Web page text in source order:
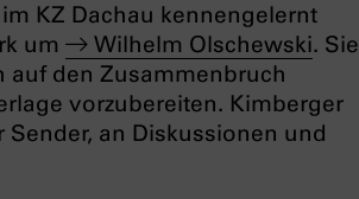
KZ Dachau kennengelernt
um
Wilhelm Olschewski. Sie
den Zusammenbruch
vorzubereiten. Kimberger
an Diskussionen und